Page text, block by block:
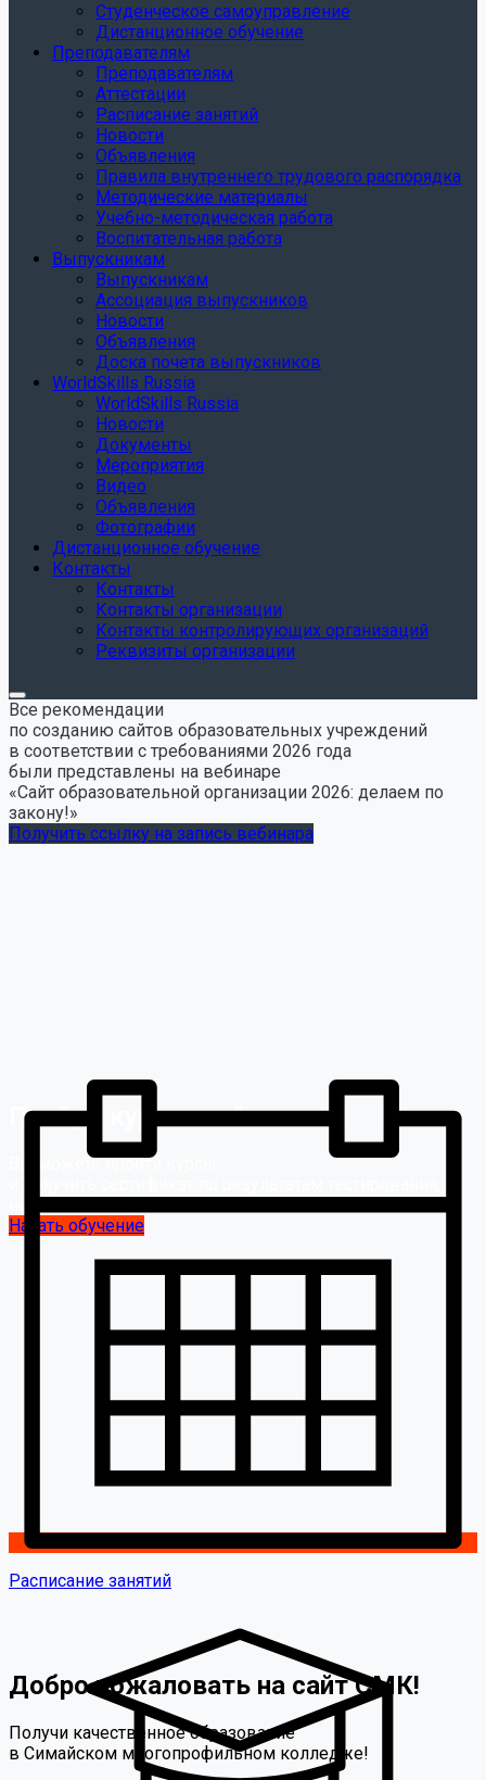
Студенческое самоуправление
Дистанционное обучение
Преподавателям
Преподавателям
Аттестации
Расписание занятий
Новости
Объявления
Правила внутреннего трудового распорядка
Методические материалы
Учебно-методическая работа
Воспитательная работа
Выпускникам
Выпускникам
Ассоциация выпускников
Новости
Объявления
Доска почета выпускников
WorldSkills Russia
WorldSkills Russia
Новости
Документы
Мероприятия
Видео
Объявления
Фотографии
Дистанционное обучение
Контакты
Контакты
Контакты организации
Контакты контролирующих организаций
Реквизиты организации
Все рекомендации
по созданию сайтов образовательных учреждений
в соответствии с требованиями 2026 года
были представлены на вебинаре
«Сайт образовательной организации 2026: делаем по
закону!»
Получить ссылку на запись вебинара
Пройди курс онлайн
Вы можете пройти курсы
Начать обучение
Добро пожаловать на сайт СМК!
Получи качественное образование
в Симайском многопрофильном колледже!
Расписание занятий